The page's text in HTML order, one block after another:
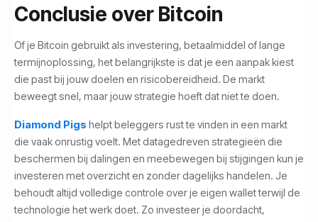
Conclusie over Bitcoin
Of je Bitcoin gebruikt als investering, betaalmiddel of lange
termijnoplossing, het belangrijkste is dat je een aanpak kiest
die past bij jouw doelen en risicobereidheid. De markt
beweegt snel, maar jouw strategie hoeft dat niet te doen.
Diamond Pigs helpt beleggers rust te vinden in een markt
die vaak onrustig voelt. Met datagedreven strategieën die
beschermen bij dalingen en meebewegen bij stijgingen kun je
investeren met overzicht en zonder dagelijks handelen. Je
behoudt altijd volledige controle over je eigen wallet terwijl de
technologie het werk doet. Zo investeer je doordacht,